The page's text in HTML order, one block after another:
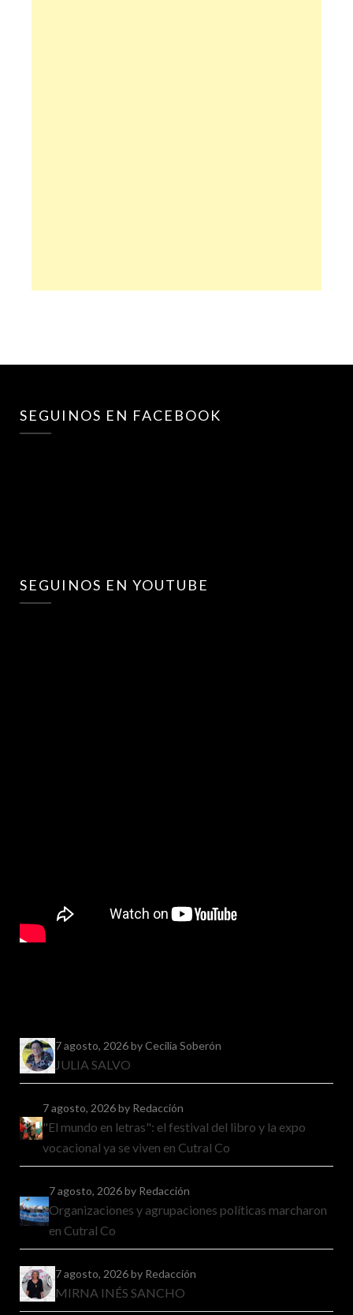
SEGUINOS EN FACEBOOK
SEGUINOS EN YOUTUBE
7 agosto, 2026by Cecilia Soberón
JULIA SALVO
7 agosto, 2026by Redacción
"El mundo en letras": el festival del libro y la expo
vocacional ya se viven en Cutral Co
7 agosto, 2026by Redacción
Organizaciones y agrupaciones políticas marcharon
en Cutral Co
7 agosto, 2026by Redacción
MIRNA INÉS SANCHO